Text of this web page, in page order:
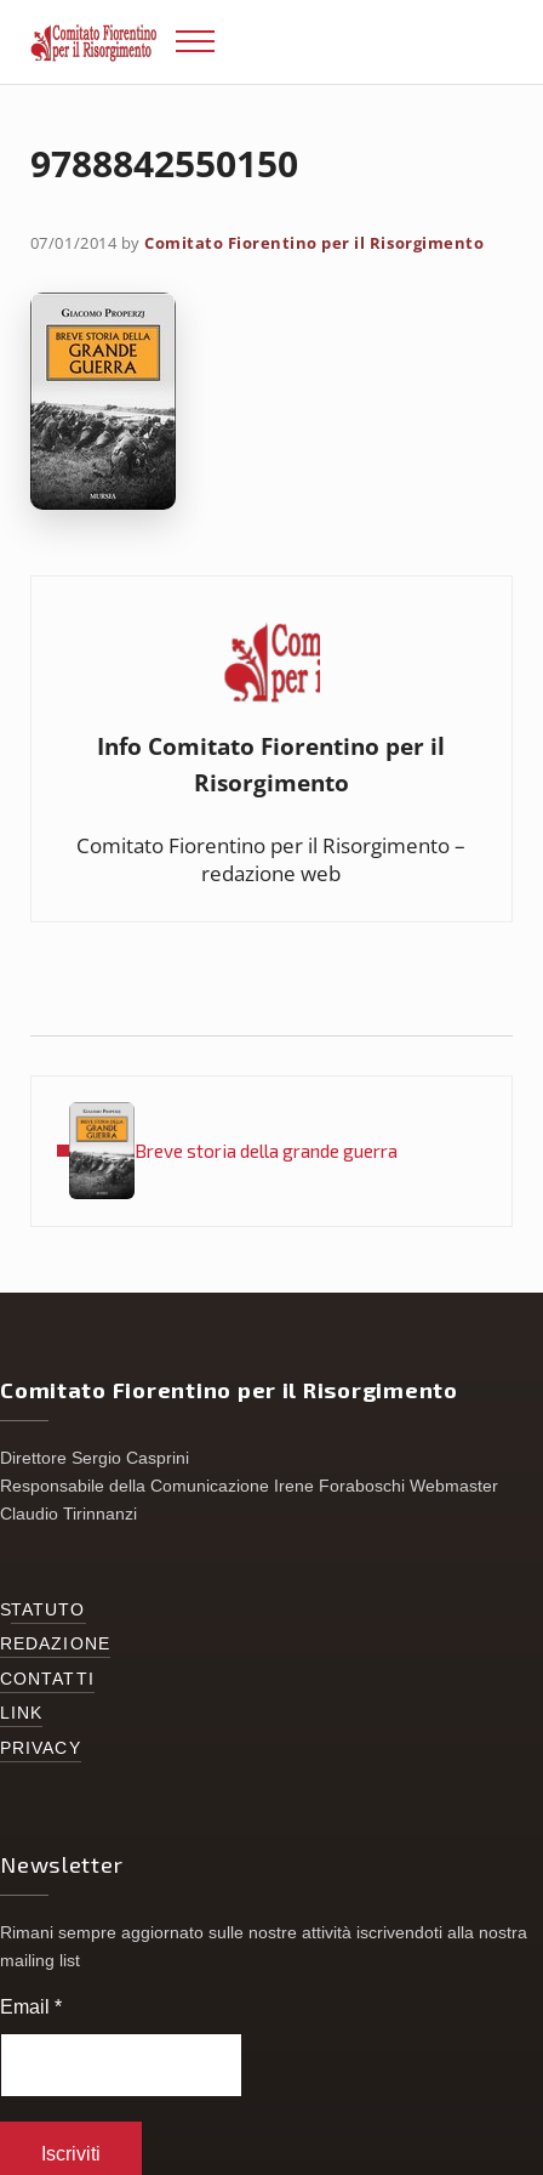
Risorgimento Firenze
Menu
9788842550150
07/01/2014 byComitato Fiorentino per il Risorgimento
Info Comitato Fiorentino per il
Risorgimento
Comitato Fiorentino per il Risorgimento –
redazione web
Breve storia della grande guerra
Comitato Fiorentino per il Risorgimento
Direttore Sergio Casprini
Responsabile della Comunicazione Irene Foraboschi Webmaster
Claudio Tirinnanzi
STATUTO
REDAZIONE
CONTATTI
LINK
PRIVACY
Newsletter
Rimani sempre aggiornato sulle nostre attività iscrivendoti alla nostra
mailing list
Email*